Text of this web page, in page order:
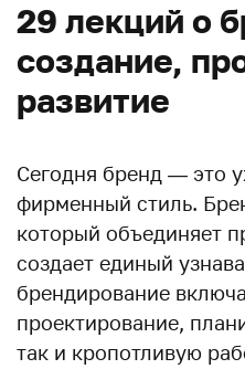
29 лекций о
создание,
развитие
Сегодня бренд — это
фирменный стиль.
который объединяет
создает единый
брендирование
проектирование,
так и кропотливую